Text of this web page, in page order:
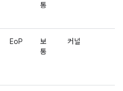
통
EoP
보
통
커널